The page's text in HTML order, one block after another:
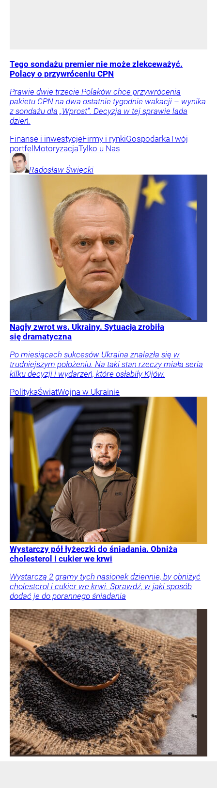
Tego sondażu premier nie może zlekceważyć.
Polacy o przywróceniu CPN
Prawie dwie trzecie Polaków chce przywrócenia
pakietu CPN na dwa ostatnie tygodnie wakacji – wynika
z sondażu dla „Wprost”. Decyzja w tej sprawie lada
dzień.
Finanse i inwestycjeFirmy i rynkiGospodarkaTwój
portfel MotoryzacjaTylko u Nas
Radosław Święcki
Nagły zwrot ws. Ukrainy. Sytuacja zrobiła
się dramatyczna
Po miesiącach sukcesów Ukraina znalazła się w
trudniejszym położeniu. Na taki stan rzeczy miała seria
kilku decyzji i wydarzeń, które osłabiły Kijów.
PolitykaŚwiatWojna w Ukrainie
Wystarczy pół łyżeczki do śniadania. Obniża
cholesterol i cukier we krwi
Wystarczą 2 gramy tych nasionek dziennie, by obniżyć
cholesterol i cukier we krwi. Sprawdź, w jaki sposób
dodać je do porannego śniadania